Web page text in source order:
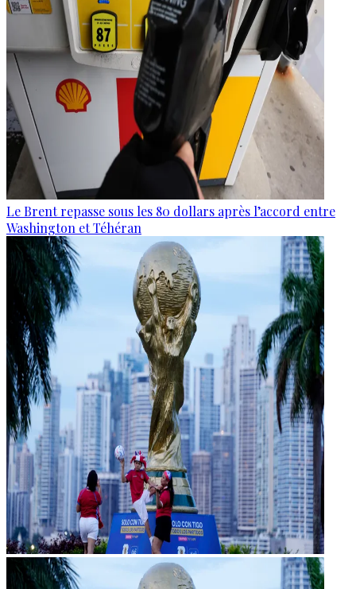
Le Brent repasse sous les 80 dollars après l’accord entre
Washington et Téhéran